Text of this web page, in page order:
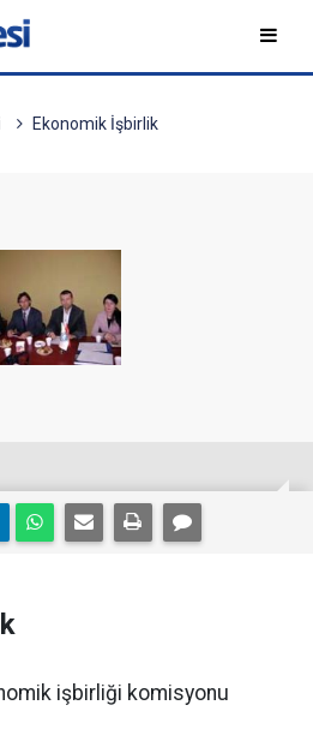
Ekonomik İşbirlik
işbirliği komisyonu